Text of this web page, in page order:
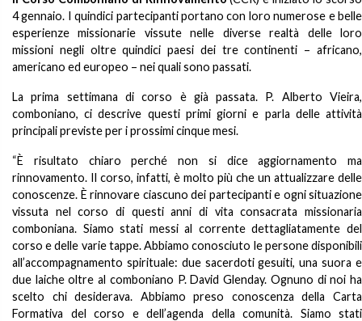
4 gennaio. I quindici partecipanti portano con loro numerose e belle
esperienze missionarie vissute nelle diverse realtà delle loro
missioni negli oltre quindici paesi dei tre continenti – africano,
americano ed europeo – nei quali sono passati.
La prima settimana di corso è già passata. P. Alberto Vieira,
comboniano, ci descrive questi primi giorni e parla delle attività
principali previste per i prossimi cinque mesi.
“È risultato chiaro perché non si dice aggiornamento ma
rinnovamento. Il corso, infatti, è molto più che un attualizzare delle
conoscenze. È rinnovare ciascuno dei partecipanti e ogni situazione
vissuta nel corso di questi anni di vita consacrata missionaria
comboniana. Siamo stati messi al corrente dettagliatamente del
corso e delle varie tappe. Abbiamo conosciuto le persone disponibili
all’accompagnamento spirituale: due sacerdoti gesuiti, una suora e
due laiche oltre al comboniano P. David Glenday. Ognuno di noi ha
scelto chi desiderava. Abbiamo preso conoscenza della Carta
Formativa del corso e dell’agenda della comunità. Siamo stati